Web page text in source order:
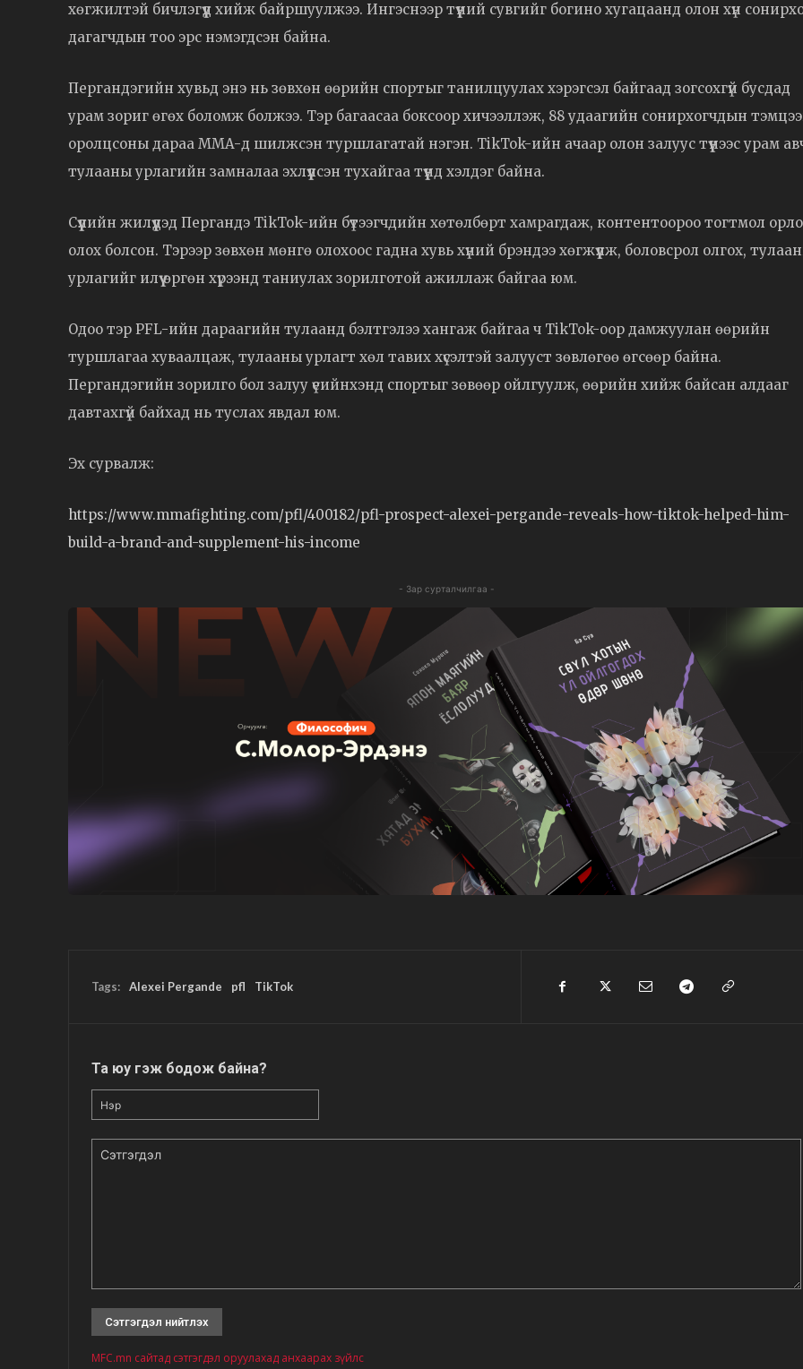
хөгжилтэй бичлэгүүд хийж байршуулжээ. Ингэснээр түүний сувгийг богино хугацаанд олон хүн
дагагчдын тоо эрс нэмэгдсэн байна.
Пергандэгийн хувьд энэ нь зөвхөн өөрийн спортыг танилцуулах хэрэгсэл байгаад зогсохгүй бусдад
урам зориг өгөх боломж болжээ. Тэр багаасаа боксоор хичээллэж, 88 удаагийн сонирхогчдын
оролцсоны дараа MMA-д шилжсэн туршлагатай нэгэн. TikTok-ийн ачаар олон залуус түүнээс урам
тулааны урлагийн замналаа эхлүүлсэн тухайгаа түүнд хэлдэг байна.
Сүүлийн жилүүдэд Пергандэ TikTok-ийн бүтээгчдийн хөтөлбөрт хамрагдаж, контентоороо тогтмол
олох болсон. Тэрээр зөвхөн мөнгө олохоос гадна хувь хүний брэндээ хөгжүүлж, боловсрол олгох,
урлагийг илүү өргөн хүрээнд таниулах зорилготой ажиллаж байгаа юм.
Одоо тэр PFL-ийн дараагийн тулаанд бэлтгэлээ хангаж байгаа ч TikTok-оор дамжуулан өөрийн
туршлагаа хуваалцаж, тулааны урлагт хөл тавих хүсэлтэй залууст зөвлөгөө өгсөөр байна.
Пергандэгийн зорилго бол залуу үеийнхэнд спортыг зөвөөр ойлгуулж, өөрийн хийж байсан алдааг
давтахгүй байхад нь туслах явдал юм.
Эх сурвалж:
https://www.mmafighting.com/pfl/400182/pfl-prospect-alexei-pergande-reveals-how-tiktok-helped-him-
build-a-brand-and-supplement-his-income
- Зар сурталчилгаа -
Tags: Alexei Pergande pfl TikTok
Та юу гэж бодож байна?
MFC.mn сайтад сэтгэгдэл оруулахад анхаарах зүйлс